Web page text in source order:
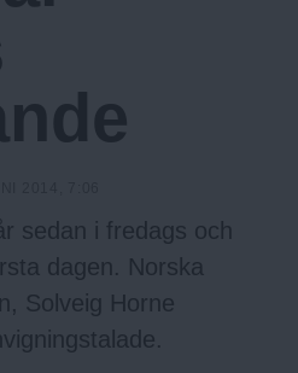
sedan i fredags och
dagen. Norska
Solveig Horne